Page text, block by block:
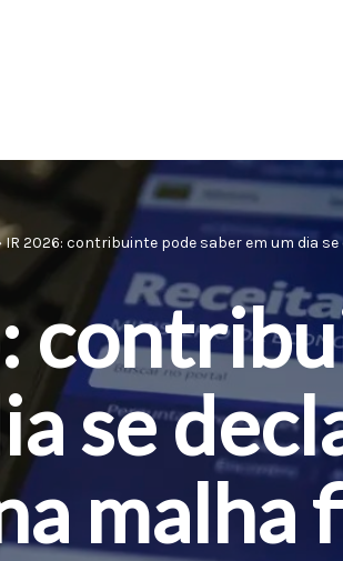
IR 2026: contribuinte pode saber em um dia
se
malha